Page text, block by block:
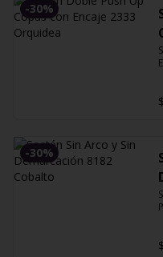
-30%
-30%